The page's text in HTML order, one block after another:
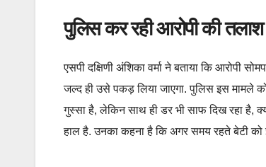
पुलिस कर रही आरोपी की तलाश
एसपी दक्षिणी अंशिका वर्मा ने बताया कि आरोपी
जल्द ही उसे पकड़ लिया जाएगा. पुलिस इस मामले
गुस्सा है, लेकिन साथ ही डर भी साफ दिख रहा है,
हाल है. उनका कहना है कि अगर समय रहते बेटी को